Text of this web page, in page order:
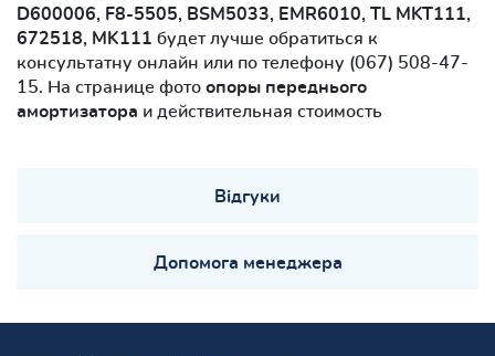
D600006, F8-5505, BSM5033, EMR6010, TL MKT111,
672518, MK111 будет лучше обратиться к
консультатну онлайн или по телефону (067) 508-47-
15. На странице фото опоры переднього
амортизатора и действительная стоимость
Відгуки
Допомога менеджера